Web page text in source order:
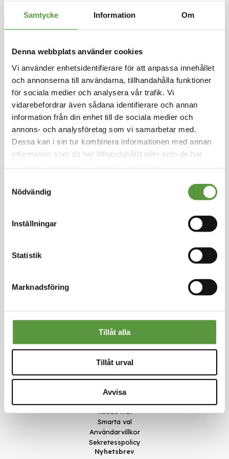
Samtycke Information Om
Denna webbplats använder cookies
Vi använder enhetsidentifierare för att anpassa innehållet
och annonserna till användarna, tillhandahålla funktioner
för sociala medier och analysera vår trafik. Vi
vidarebefordrar även sådana identifierare och annan
information från din enhet till de sociala medier och
annons- och analysföretag som vi samarbetar med.
Dessa kan i sin tur kombinera informationen med annan
information som du har tillhandahållit eller som de har
Nödvändig
Inställningar
Statistik
Marknadsföring
Tillåt alla
Tillåt urval
Avvisa
Kycklinginnerfiléer 100
% 2x5kg
Logga in för att handla
Saltade Kycklinginnerfiléer, Polen, 5x2 kg, Vac,
Halal, CN02109939
Fryst
Mixpall - 1st - 10Kg
Utg:Fullgott
Logga in för att handla
till
början
bildgalleriet
Nyhetsbrev
Länkar
Om oss
Rädda mat
Smarta val
Användarvillkor
Sekretesspolicy
Kungstorget 1
451 30 Uddevalla
Org.nr. 559173-1277